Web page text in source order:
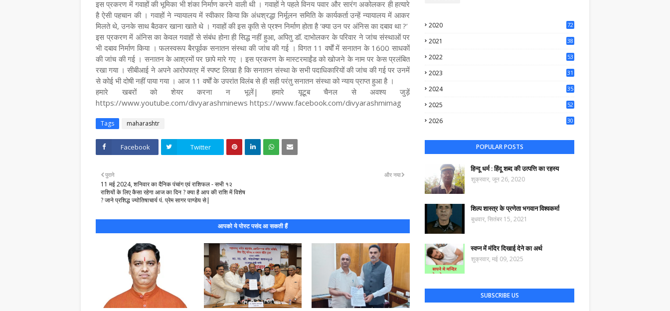
इस प्रकरण में गवाहों की भूमिका भी शंका निर्माण करने वाली थी । गवाहों ने पहले विनय पवार और सारंग अकोलकर ही हत्यारे
है ऐसी पहचान की । गवाहों ने न्यायालय में स्वीकार किया कि अंधश्रद्धा निर्मूलन समिति के कार्यकर्ता उन्हें न्यायालय में आकर
मिलते थे, उनके साथ बैठकर खाना खाते थे । गवाहों की इस कृति से प्रश्न निर्माण होता है ‘क्या उन पर अंनिस का दबाव था ?’
इस प्रकरण में अंनिस का केवल गवाहों से संबंध होना ही सिद्ध नहीं हुआ, अपितु डॉ. दाभोलकर के परिवार ने जांच संस्थाओं पर
भी दबाव निर्माण किया । फलस्वरूप बैरपूर्वक सनातन संस्था की जांच की गई । विगत 11 वर्षाें में सनातन के 1600 साधकों
की जांच की गई । सनातन के आश्रमों पर छापे मारे गए । इस प्रकरण के मास्टरमाईंड को खोजने के नाम पर केस प्रलंबित
रखा गया । सीबीआई ने अपने आरोपपत्र में स्पष्ट लिखा है कि सनातन संस्था के सभी पदाधिकारियों की जांच की गई पर उनमें
से कोई भी दोषी नहीं पाया गया । आज 11 वर्षाें के उपरांत विलंब से ही सही परंतु सनातन संस्था को न्याय प्राप्त हुआ है ।
हमारे खबरों को शेयर करना न भूलें| हमारे यूटूब चैनल से अवश्य जुड़ें
https://www.youtube.com/divyarashminews https://www.facebook.com/divyarashmimag
Tags maharashtr
Facebook Twitter
और नया
पुराने
11 मई 2024, शनिवार का दैनिक पंचांग एवं राशिफल - सभी १२
राशियों के लिए कैसा रहेगा आज का दिन ? क्या है आप की राशि में विशेष
? जाने प्रशिद्ध ज्योतिषाचार्य पं. प्रेम सागर पाण्डेय से|
आपको ये पोस्ट पसंद आ सकती हैं
2020
72
2021
38
2022
53
2023
31
2024
35
2025
52
2026
30
POPULAR POSTS
हिन्दू धर्म : हिंदू शब्द की उत्पत्ति का रहस्य
शुक्रवार, जून 26, 2020
शिल्प शास्त्र के प्रणेता भगवान विश्वकर्मा
बुधवार, सितंबर 15, 2021
स्वप्न में मंदिर दिखाई देने का अर्थ
शुक्रवार, मई 09, 2025
SUBSCRIBE US